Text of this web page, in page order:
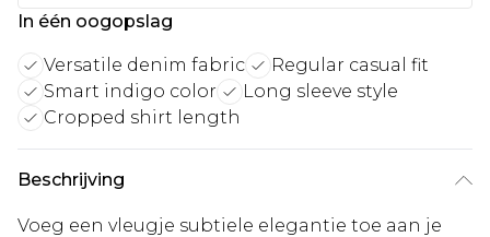
In één oogopslag
Versatile denim fabric
Regular casual fit
Smart indigo color
Long sleeve style
Cropped shirt length
Beschrijving
Voeg een vleugje subtiele elegantie toe aan je